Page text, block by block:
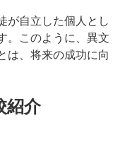
が自立した個人とし
。このように、異文
は、将来の成功に向
紹介